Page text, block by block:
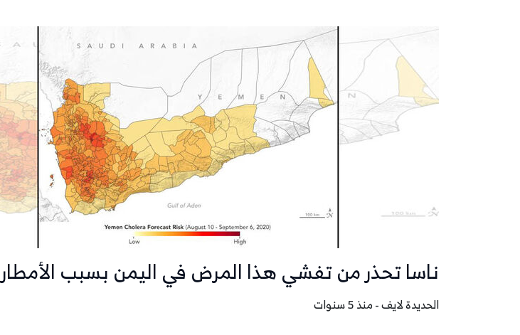
ناسا تحذر من تفشي هذا المرض في اليمن بسبب الأمطار
الحديدة لايف - منذ 5 سنوات